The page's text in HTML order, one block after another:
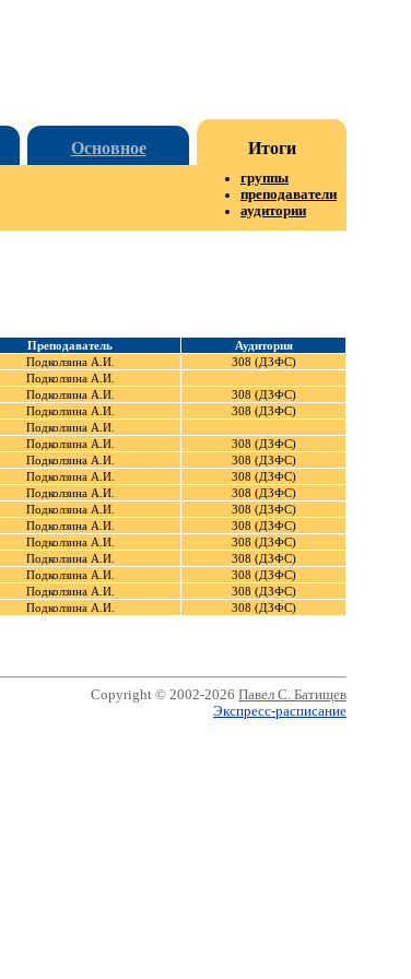
Основное Итоги
группы
преподаватели
аудитории
Преподаватель
Аудитория
Подколзина А.И.
308 (ДЗФС)
Подколзина А.И.
Подколзина А.И.
308 (ДЗФС)
Подколзина А.И.
308 (ДЗФС)
Подколзина А.И.
Подколзина А.И.
308 (ДЗФС)
Подколзина А.И.
308 (ДЗФС)
Подколзина А.И.
308 (ДЗФС)
Подколзина А.И.
308 (ДЗФС)
Подколзина А.И.
308 (ДЗФС)
Подколзина А.И.
308 (ДЗФС)
Подколзина А.И.
308 (ДЗФС)
Подколзина А.И.
308 (ДЗФС)
Подколзина А.И.
308 (ДЗФС)
Подколзина А.И.
308 (ДЗФС)
Подколзина А.И. 308 (ДЗФС)
Copyright © 2002-2026 Павел С. Батищев
Экспресс-расписание